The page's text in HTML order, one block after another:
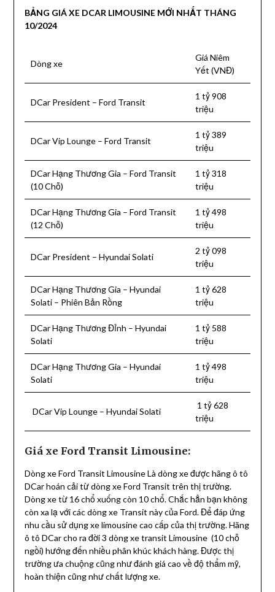
BẢNG GIÁ XE DCAR LIMOUSINE MỚI NHẤT THÁNG
10/2024
Dòng xe
Giá Niêm
Yết (VNĐ)
DCar President – Ford Transit
1 tỷ 908
triệu
DCar Vip Lounge – Ford Transit
1 tỷ 389
triệu
DCar Hạng Thương Gia – Ford Transit
(10 Chỗ)
1 tỷ 318
triệu
DCar Hạng Thương Gia – Ford Transit
(12 Chỗ)
1 tỷ 498
triệu
DCar President – Hyundai Solati
2 tỷ 098
triệu
DCar Hạng Thương Gia – Hyundai
Solati – Phiên Bản Rồng
1 tỷ 628
triệu
DCar Hạng Thương Đỉnh – Hyundai
Solati
1 tỷ 588
triệu
DCar Hạng Thương Gia – Hyundai
Solati
1 tỷ 498
triệu
DCar Vip Lounge – Hyundai Solati
1 tỷ 628
triệu
Giá xe Ford Transit Limousine:
Dòng xe Ford Transit Limousine Là dòng xe được hãng ô tô
DCar hoán cải từ dòng xe Ford Transit trên thị trường.
Dòng xe từ 16 chổ xuống còn 10 chổ. Chắc hẳn bạn không
còn xa lạ với các dòng xe Transit này của Ford. Để đáp ứng
nhu cầu sử dụng xe limousine cao cấp của thị trường. Hãng
ô tô DCar cho ra đời 3 dòng xe transit Limousine (10 chỗ
ngồi) hướng đến nhiều phân khúc khách hàng. Được thị
trường ưa chuộng cũng như đánh giá cao về độ thẩm mỹ,
hoàn thiện cũng như chất lượng xe.